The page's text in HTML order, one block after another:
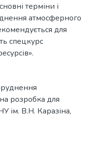
терміни і
атмосферного
для
спецкурс
розробка для
ім. В.Н. Каразіна,